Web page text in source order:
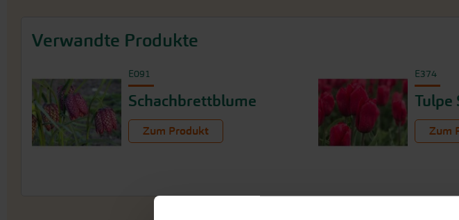
Verwandte Produkte
E091
Schachbrettblume
Zum Produkt
E374
Tulpe
Zum